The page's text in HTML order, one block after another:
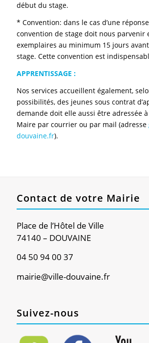
début du stage.
* Convention: dans le cas d’une
convention de stage doit nous parvenir
exemplaires au minimum 15 jours
stage. Cette convention est
APPRENTISSAGE :
Nos services accueillent également,
possibilités, des jeunes sous contrat
demande doit elle aussi être adressée
Maire par courrier ou par mail (adresse
douvaine.fr).
Contact de votre Mairie
Place de l’Hôtel de Ville
74140 – DOUVAINE
04 50 94 00 37
mairie@ville-douvaine.fr
Suivez-nous